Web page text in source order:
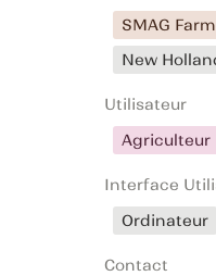
SMAG
New
Utilisateur
Agriculteur
Interface
Ordinateur
Contact